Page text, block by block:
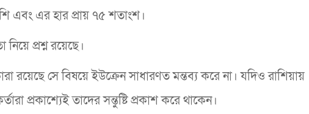
এবং এর হার প্রায় ৭৫ শতাংশ।
প্রশ্ন রয়েছে।
রয়েছে সে বিষয়ে ইউক্রেন সাধারণত মন্তব্য করে না। যদিও রাশিয়ায়
প্রকাশ্যেই তাদের সন্তুষ্টি প্রকাশ করে থাকেন।